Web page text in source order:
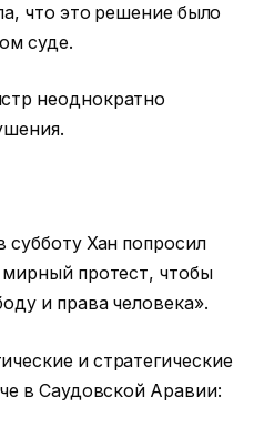
что это решение было
суде.
неоднократно
Хан попросил
протест, чтобы
и права человека».
и стратегические
в Саудовской Аравии: